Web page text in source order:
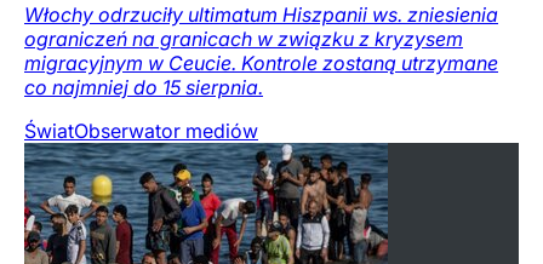
Włochy odrzuciły ultimatum Hiszpanii ws. zniesienia
ograniczeń na granicach w związku z kryzysem
migracyjnym w Ceucie. Kontrole zostaną utrzymane
co najmniej do 15 sierpnia.
ŚwiatObserwator mediów